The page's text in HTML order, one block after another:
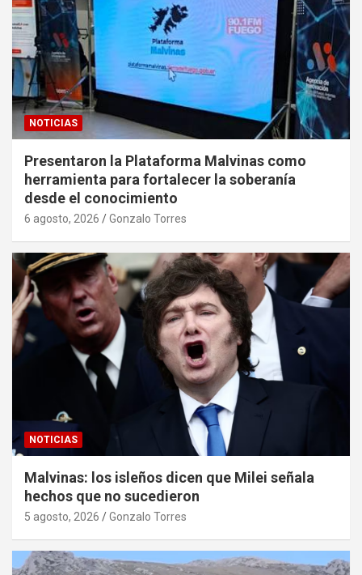
NOTICIAS
Presentaron la Plataforma Malvinas como
herramienta para fortalecer la soberanía
desde el conocimiento
6 agosto, 2026 Gonzalo Torres
NOTICIAS
Malvinas: los isleños dicen que Milei señala
hechos que no sucedieron
5 agosto, 2026 Gonzalo Torres